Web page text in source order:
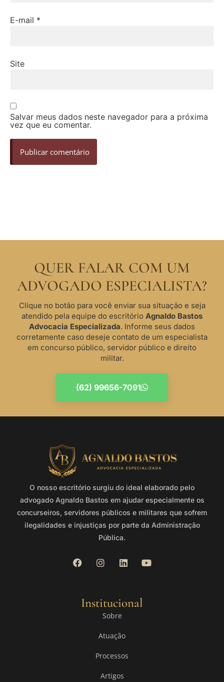
E-mail *
Site
Salvar meus dados neste navegador para a próxima
vez que eu comentar.
QUER FALAR COM UM
ADVOGADO ESPECIALISTA?
Clique no botão para você enviar sua situação e seja
atendido pela equipe do escritório Agnaldo Bastos
Advocacia Especializada. Informe seus dados
corretamente caso deseje contato de um especialista
em concurso público, servidor público e direito
militar.
(62) 99656-7091
O nosso escritório surgiu do ideal elaborado pelo
advogado Agnaldo Bastos em ajudar especialmente os
concurseiros, servidores públicos e militares que sofrem
ilegalidades e injustiças por parte da Administração
Pública.
Institucional
Sobre
Atuação
Processos
Artigos